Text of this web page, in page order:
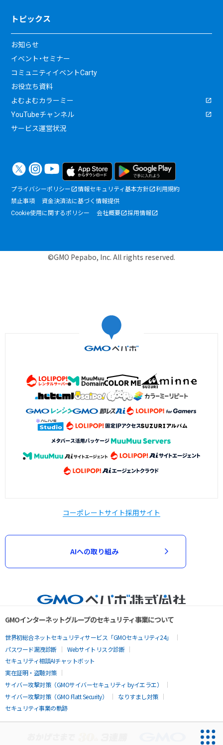
トピックス
お知らせ
イベント・セミナー
コミュニティイベントCarty
お役立ち資料
よむよむカラーミー
YouTubeチャンネル
サービス運営状況
プライバシーポリシー 情報セキュリティ基本方針
利用規約
禁止事項
資金決済法に基づく情報提供
Cookie使用に関するポリシー
会社概要 採用情報
©GMO Pepabo, Inc. All rights reserved.
コーポレートサイト採用サイト
AIへの取り組み
GMOインターネットグループのセキュリティ事業について
世界初総合ネットセキュリティサービス「GMOセキュリティ24」
パスワード漏洩診断
Webサイトリスク診断
セキュリティ相談AIチャットボット
実在証明・盗聴対策
サイバー攻撃対策（GMOサイバーセキュリティ byイエラエ）
サイバー攻撃対策（GMO Flatt Security）
なりすまし対策
セキュリティ事業の軌跡